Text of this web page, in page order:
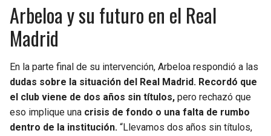
Arbeloa y su futuro en el Real
Madrid
En la parte final de su intervención, Arbeloa respondió a las
dudas sobre la situación del Real Madrid. Recordó que
el club viene de dos años sin títulos, pero rechazó que
eso implique una crisis de fondo o una falta de rumbo
dentro de la institución. “Llevamos dos años sin títulos,